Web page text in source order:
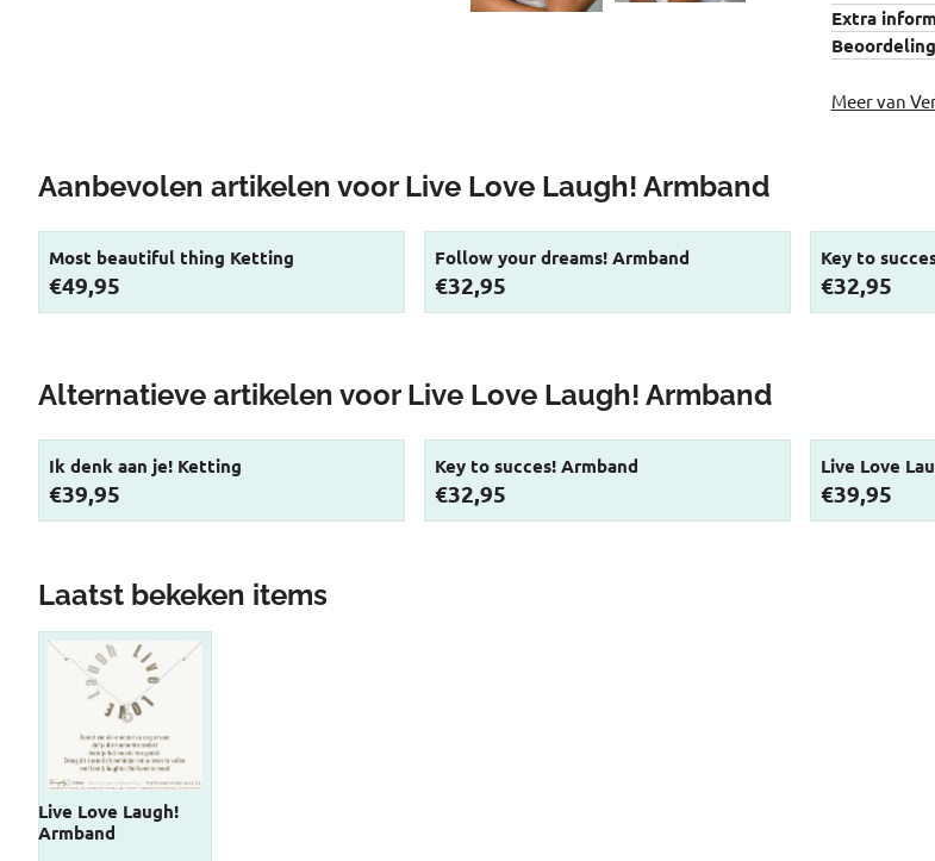
Extra
Meer van
Aanbevolen artikelen voor Live Love Laugh! Armband
Most beautiful thing Ketting
Prijs: 49,95
€49,95
Follow your dreams! Armband
Prijs: 32,95
€32,95
Key to
Prijs: 32,95
€32,95
Alternatieve artikelen voor Live Love Laugh! Armband
Ik denk aan je! Ketting
Prijs: 39,95
€39,95
Key to succes! Armband
Prijs: 32,95
€32,95
Live Love
Prijs: 39,95
€39,95
Laatst bekeken items
Live Love Laugh!
Armband